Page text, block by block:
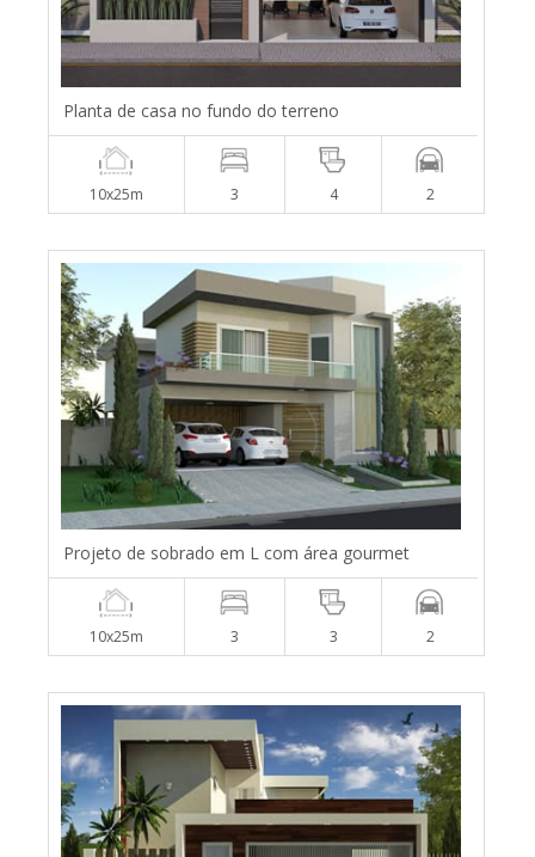
Planta de casa no fundo do terreno
10x25m 3 4 2
Projeto de sobrado em L com área gourmet
10x25m 3 3 2